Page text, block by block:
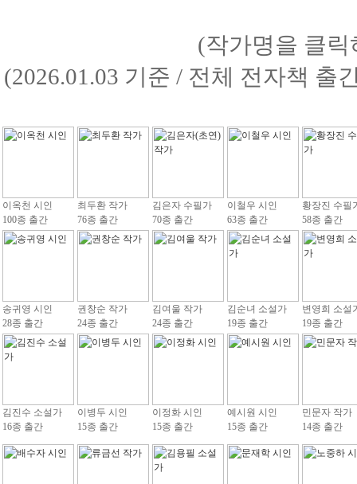
(작가명을 클
(2026.01.03 기준 / 전체 전자책 출
이옥천 시인
100종 출간
최두환 작가
76종 출간
김은자 수필가
70종 출간
이철우 시인
63종 출간
황장진 수필
58종 출간
송귀영 시인
28종 출간
권창순 작가
24종 출간
김여울 작가
24종 출간
김순녀 소설가
19종 출간
변영희 소설
19종 출간
김진수 소설가
16종 출간
이병두 시인
15종 출간
이정화 시인
15종 출간
예시원 시인
15종 출간
민문자 작가
14종 출간